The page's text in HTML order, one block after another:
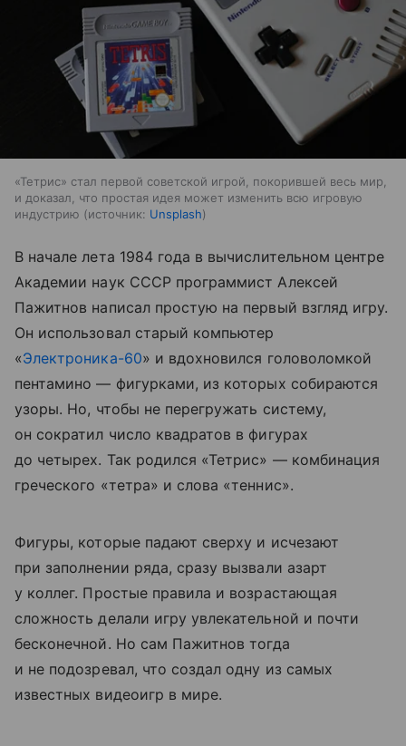
«Тетрис» стал первой советской игрой, покорившей весь мир,
и доказал, что простая идея может изменить всю игровую
индустрию
источник: Unsplash
В начале лета 1984 года в вычислительном центре
Академии наук СССР программист Алексей
Пажитнов написал простую на первый взгляд игру.
Он использовал старый компьютер
«Электроника-60» и вдохновился головоломкой
пентамино — фигурками, из которых собираются
узоры. Но, чтобы не перегружать систему,
он сократил число квадратов в фигурах
до четырех. Так родился «Тетрис» — комбинация
греческого «тетра» и слова «теннис».
Фигуры, которые падают сверху и исчезают
при заполнении ряда, сразу вызвали азарт
у коллег. Простые правила и возрастающая
сложность делали игру увлекательной и почти
бесконечной. Но сам Пажитнов тогда
и не подозревал, что создал одну из самых
известных видеоигр в мире.